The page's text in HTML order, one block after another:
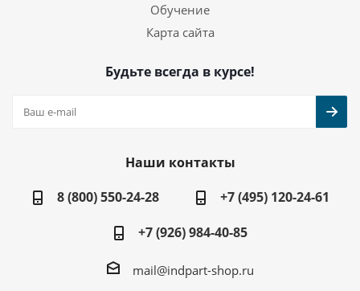
Обучение
Карта сайта
Будьте всегда в курсе!
Наши контакты
8 (800) 550-24-28
+7 (495) 120-24-61
+7 (926) 984-40-85
mail@indpart-shop.ru